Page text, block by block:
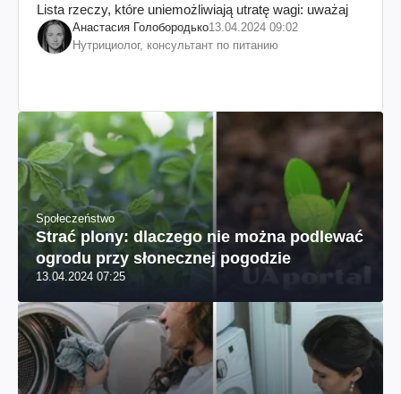
Lista rzeczy, które uniemożliwiają utratę wagi: uważaj
Анастасия Голобородько13.04.2024 09:02
Нутрициолог, консультант по питанию
Społeczeństwo
Strać plony: dlaczego nie można podlewać
ogrodu przy słonecznej pogodzie
13.04.2024 07:25